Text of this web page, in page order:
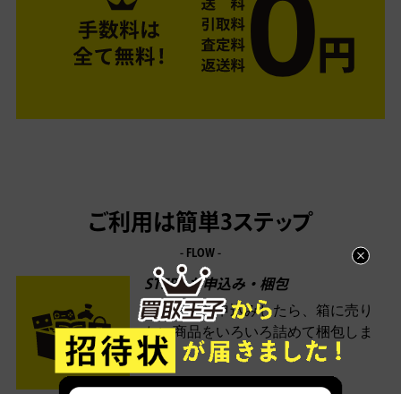
ご利用は簡単3ステップ
- FLOW -
STEP1 お申込み・梱包
ネットでお申込みしたら、箱に売り
たい商品をいろいろ詰めて梱包しま
す。